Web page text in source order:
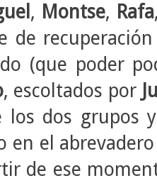
, Montse, Rafa
de
(que poder
, escoltados por
los dos grupos
en el
de ese